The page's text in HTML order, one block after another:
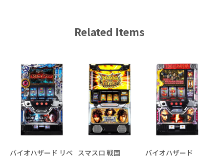
Related Items
バイオハザード リベ
スマスロ 戦国
バイオハザード